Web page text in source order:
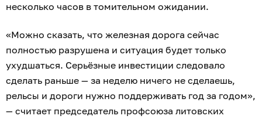
несколько часов в томительном ожидании.
«Можно сказать, что железная дорога сейчас
полностью разрушена и ситуация будет только
ухудшаться. Серьёзные инвестиции следовало
сделать раньше — за неделю ничего не сделаешь,
рельсы и дороги нужно поддерживать год за годом»,
— считает председатель профсоюза литовских